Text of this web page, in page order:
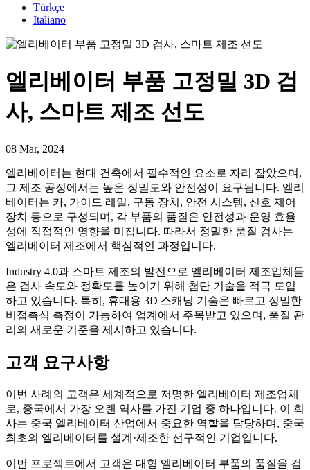
Türkçe
Italiano
엘리베이터 부품 고정밀 3D 검
사, 스마트 제조 선도
08 Mar, 2024
엘리베이터는 현대 건축에서 필수적인 요소로 자리 잡았으며,
그 제조 공정에서는 높은 정밀도와 안전성이 요구됩니다. 엘리
베이터는 카, 가이드 레일, 구동 장치, 안전 시스템, 신호 제어
장치 등으로 구성되며, 각 부품의 품질은 안전성과 운영 효율
성에 직접적인 영향을 미칩니다. 따라서 정밀한 품질 검사는
엘리베이터 제조에서 핵심적인 과정입니다.
Industry 4.0과 스마트 제조의 발전으로 엘리베이터 제조업체들
은 검사 속도와 정확도를 높이기 위해 첨단 기술을 적극 도입
하고 있습니다. 특히, 휴대용 3D 스캐닝 기술은 빠르고 정밀한
비접촉식 측정이 가능하여 업계에서 주목받고 있으며, 품질 관
리의 새로운 기준을 제시하고 있습니다.
고객 요구사항
이번 사례의 고객은 세계적으로 저명한 엘리베이터 제조업체
로, 중국에서 가장 오랜 역사를 가진 기업 중 하나입니다. 이 회
사는 중국 엘리베이터 산업에서 중요한 역할을 담당하며, 중국
최초의 엘리베이터를 설계·제조한 선구적인 기업입니다.
이번 프로젝트에서 고객은 대형 엘리베이터 부품의 품질을 검